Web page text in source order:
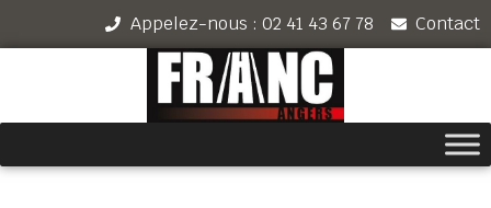
Appelez-nous : 02 41 43 67 78 Contact